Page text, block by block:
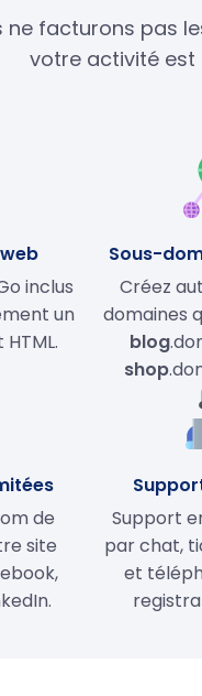
facturons pas
votre activité est
inclus
un
Sous-
Créez
domaines
blog
shop
de
site
Support
par chat,
et